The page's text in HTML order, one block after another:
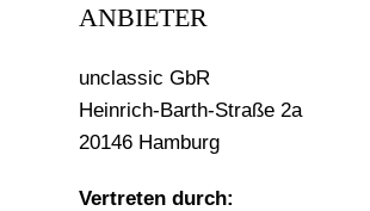
ANBIETER
unclassic GbR
Heinrich-Barth-Straße 2a
20146 Hamburg
Vertreten durch: